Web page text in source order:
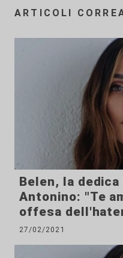
ARTICOLI
Belen, la
Antonino: "Te
offesa
27/02/2021